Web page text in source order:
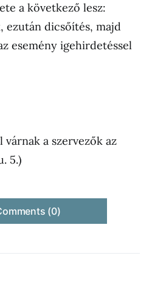
a következő lesz:
ezután dicsőítés, majd
esemény igehirdetéssel
a szervezők az
5.)
(0)